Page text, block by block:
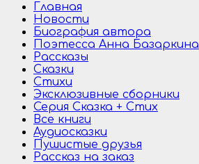
Главная
Новости
Биография автора
Поэтесса Анна Базаркина
Рассказы
Сказки
Стихи
Эксклюзивные сборники
Серия Сказка + Стих
Все книги
Аудиосказки
Пушистые друзья
Рассказ на заказ